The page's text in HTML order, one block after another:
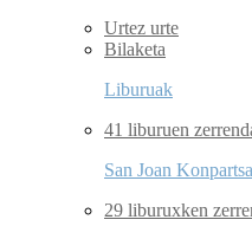
Urtez urte
Bilaketa
Liburuak
41 liburuen
San Joan Konpartsa
29 liburuxken